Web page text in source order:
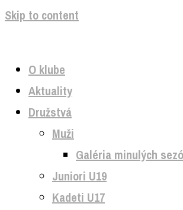
Skip to content
O klube
Aktuality
Družstvá
Muži
Galéria minulých
Juniori U19
Kadeti U17